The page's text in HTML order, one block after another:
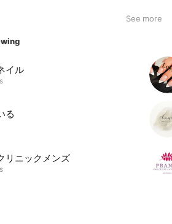
See more
イル
る
リニックメンズ